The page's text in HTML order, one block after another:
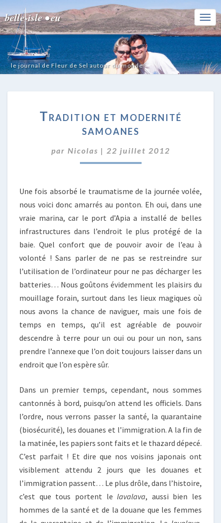
belle-isle • eu
le journal de Fleur de Sel autour du monde
ET
MODERNITÉ
SAMOANES
Tradition et modernité
samoanes
par Nicolas | 22 juillet 2012
Une fois absorbé le traumatisme de la journée volée,
nous voici donc amarrés au ponton. Eh oui, dans une
vraie marina, car le port d’Apia a installé de belles
infrastructures dans l’endroit le plus protégé de la
baie. Quel confort que de pouvoir avoir de l’eau à
volonté ! Sans parler de ne pas se restreindre sur
l’utilisation de l’ordinateur pour ne pas décharger les
batteries… Nous goûtons évidemment les plaisirs du
mouillage forain, surtout dans les lieux magiques où
nous avons la chance de naviguer, mais une fois de
temps en temps, qu’il est agréable de pouvoir
descendre à terre pour un oui ou pour un non, sans
prendre l’annexe que l’on doit toujours laisser dans un
endroit que l’on espère sûr.
Dans un premier temps, cependant, nous sommes
cantonnés à bord, puisqu’on attend les officiels. Dans
l’ordre, nous verrons passer la santé, la quarantaine
(biosécurité), les douanes et l’immigration. A la fin de
la matinée, les papiers sont faits et le thazard dépecé.
C’est parfait ! Et dire que nos voisins japonais ont
visiblement attendu 2 jours que les douanes et
l’immigration passent… Le plus drôle, dans l’histoire,
c’est que tous portent lelavalava, aussi bien les
hommes de la santé et de la douane que les femmes